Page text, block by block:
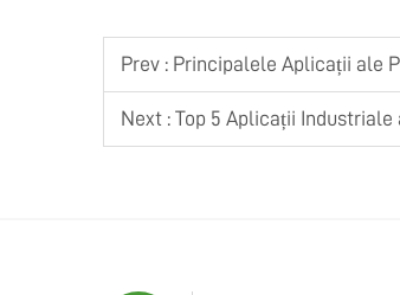
Prev : Principalele Aplicații ale
Next : Top 5 Aplicații Industriale